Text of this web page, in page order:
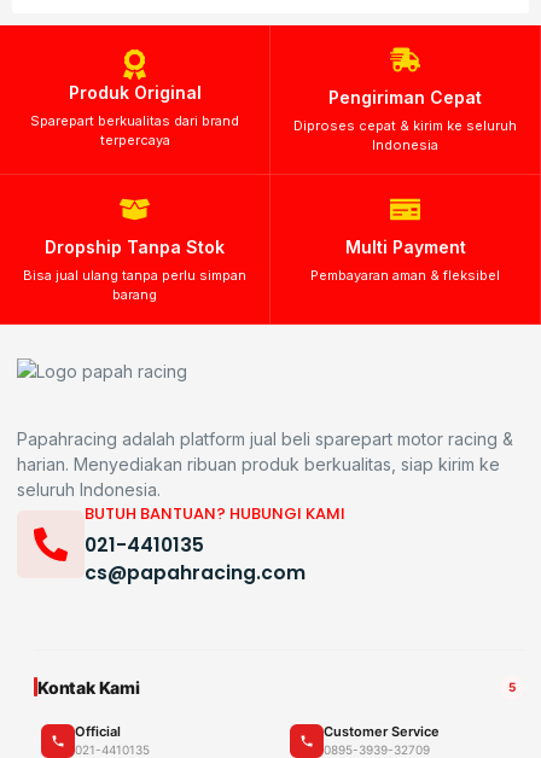
Produk Original
Sparepart berkualitas dari brand
terpercaya
Pengiriman Cepat
Diproses cepat & kirim ke seluruh
Indonesia
Dropship Tanpa Stok
Bisa jual ulang tanpa perlu simpan
barang
Multi Payment
Pembayaran aman & fleksibel
Papahracing adalah platform jual beli sparepart motor racing &
harian. Menyediakan ribuan produk berkualitas, siap kirim ke
seluruh Indonesia.
BUTUH BANTUAN? HUBUNGI KAMI
021-4410135
cs@papahracing.com
Kontak Kami 5
Official
021-4410135
Customer Service
0895-3939-32709